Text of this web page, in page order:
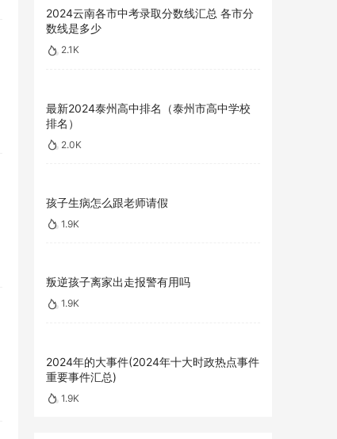
2024云南各市中考录取分数线汇总 各市分
数线是多少
2.1K
最新2024泰州高中排名（泰州市高中学校
排名）
2.0K
孩子生病怎么跟老师请假
1.9K
叛逆孩子离家出走报警有用吗
1.9K
2024年的大事件(2024年十大时政热点事件
重要事件汇总)
1.9K